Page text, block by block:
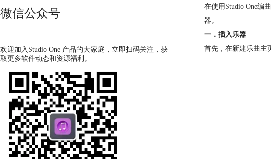
微信公众号
欢迎加入Studio One 产品的大家庭，立即扫码关注，获
取更多软件动态和资源福利。
在使用 Studio One编
器。
一．插入乐器
首先，在新建乐曲主